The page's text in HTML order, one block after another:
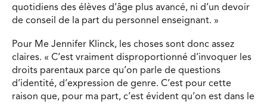
quotidiens des élèves d’âge plus avancé, ni d’un devoir
de conseil de la part du personnel enseignant. »
Pour Me Jennifer Klinck, les choses sont donc assez
claires. « C’est vraiment disproportionné d’invoquer les
droits parentaux parce qu’on parle de questions
d’identité, d’expression de genre. C’est pour cette
raison que, pour ma part, c’est évident qu’on est dans le